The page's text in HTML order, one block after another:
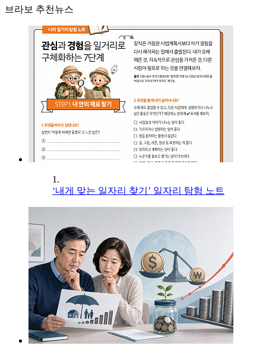
브라보 추천뉴스
1.
‘내게 맞는 일자리 찾기’ 일자리 탐험 노트